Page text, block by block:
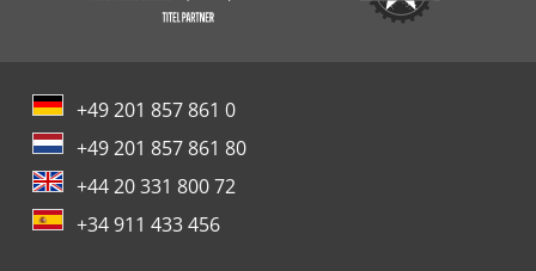
+49 201 857 861 0
+49 201 857 861 80
+44 20 331 800 72
+34 911 433 456